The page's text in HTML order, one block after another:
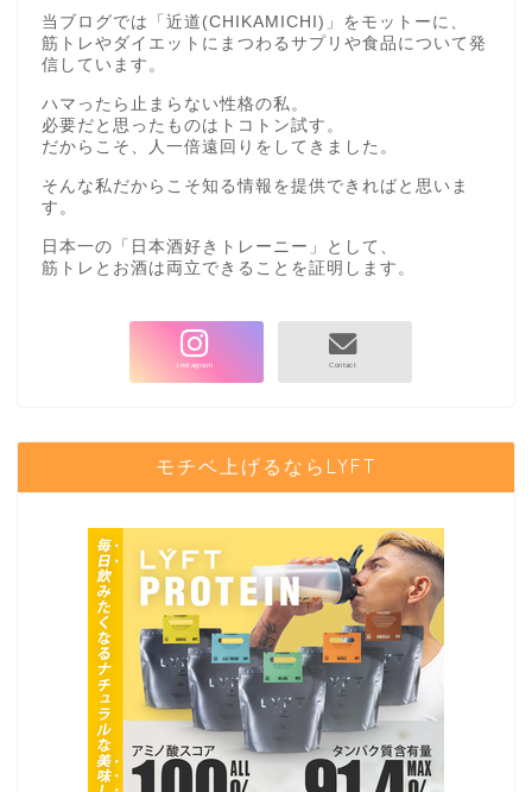
当ブログでは「近道(CHIKAMICHI)」をモットーに、
筋トレやダイエットにまつわるサプリや食品について発
信しています。
ハマったら止まらない性格の私。
必要だと思ったものはトコトン試す。
だからこそ、人一倍遠回りをしてきました。
そんな私だからこそ知る情報を提供できればと思いま
す。
日本一の「日本酒好きトレーニー」として、
筋トレとお酒は両立できることを証明します。
モチベ上げるならLYFT